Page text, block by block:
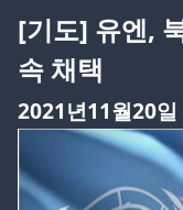
[기도] 유엔,
속 채택
2021년11월20일